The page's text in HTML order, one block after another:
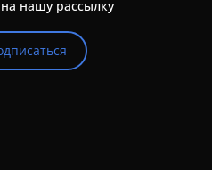
нашу рассылку